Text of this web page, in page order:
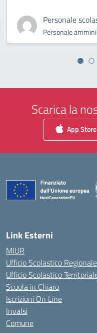
Personale
Personale
Scarica la
App Store
Link Esterni
MIUR
Ufficio Scolastico Regionale
Ufficio Scolastico
Scuola in Chiaro
Iscrizioni On Line
Invalsi
Comune